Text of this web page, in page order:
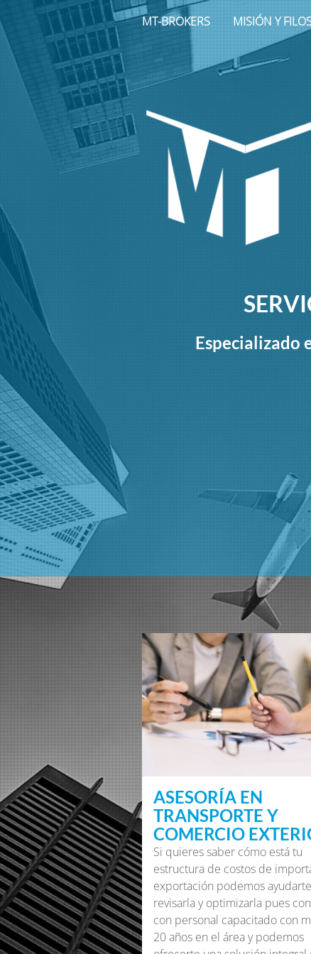
MT-BROKERS MISIÓN Y
Especializado
ASESORÍA EN
TRANSPORTE Y
COMERCIO
Si quieres saber cómo está tu
estructura de costos de
exportación podemos
revisarla y optimizarla pues
con personal capacitado con
20 años en el área y podemos